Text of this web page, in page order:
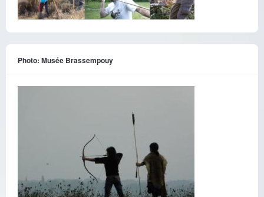
Photo: Musée Brassempouy